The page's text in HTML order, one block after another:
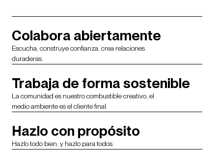
Colabora abiertamente
Escucha, construye confianza, crea relaciones
duraderas.
Trabaja de forma sostenible
La comunidad es nuestro combustible creativo, el
medio ambiente es el cliente final.
Hazlo con propósito
Hazlo todo bien, y hazlo para todos.